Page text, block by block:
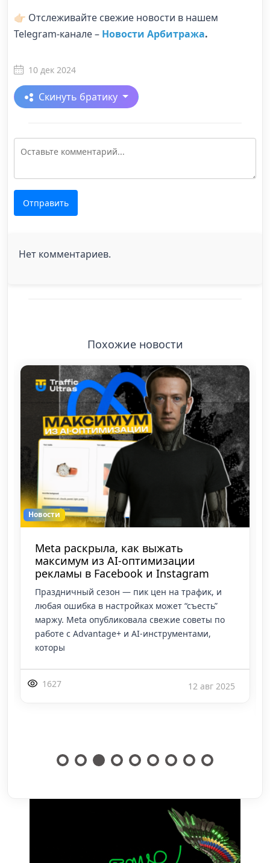
👉🏻 Отслеживайте свежие новости в нашем
Telegram-канале – Новости Арбитража.
10 дек 2024
Скинуть братику
Отправить
Нет комментариев.
Похожие новости
Новости
Новый инструмент
предварительного просмотра
рекламы Google требует заполнения
всех активов
Google обновил свой инструмент
предварительного просмотра и диагностики
объявлений, добавив важный этап проверки
наличия всех рекламных активов перед